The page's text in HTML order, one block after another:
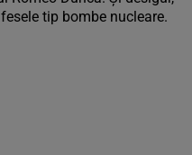
tip bombe nucleare.